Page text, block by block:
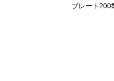
プレート200